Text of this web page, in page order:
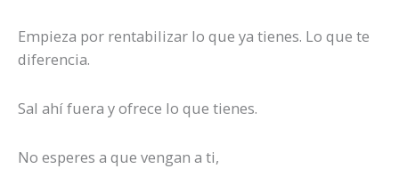
Empieza por rentabilizar lo que ya tienes. Lo que te
diferencia.
Sal ahí fuera y ofrece lo que tienes.
No esperes a que vengan a ti,